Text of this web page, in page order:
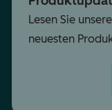
Lesen Sie
neuesten